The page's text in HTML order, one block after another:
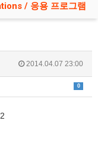
/ 응용 프로그램
2014.04.07 23:00
0